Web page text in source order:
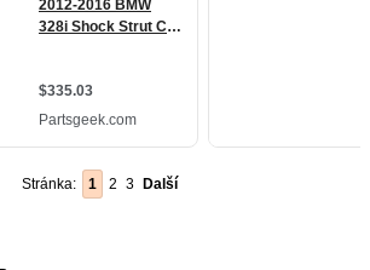
Stránka: 1 2 3 Další